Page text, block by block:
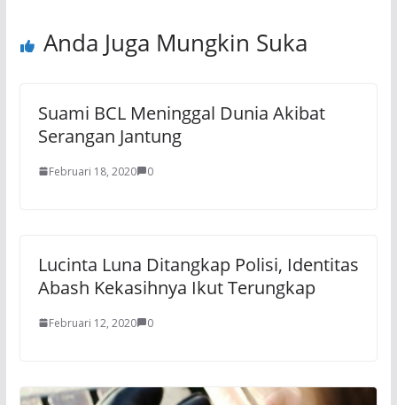
Anda Juga Mungkin Suka
Suami BCL Meninggal Dunia Akibat
Serangan Jantung
Februari 18, 2020 0
Lucinta Luna Ditangkap Polisi, Identitas
Abash Kekasihnya Ikut Terungkap
Februari 12, 2020 0